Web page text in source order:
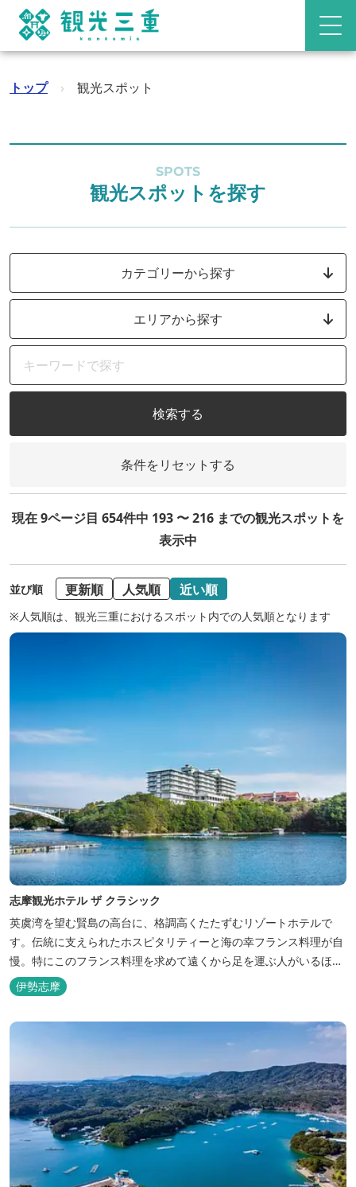
トップ › 観光スポット
SPOTS
観光スポットを探す
カテゴリーから探す
エリアから探す
検索する
条件をリセットする
現在 9ページ目 654件中 193 〜 216 までの観光スポットを
表示中
並び順 更新順 人気順 近い順
※人気順は、観光三重におけるスポット内での人気順となります
志摩観光ホテル ザ クラシック
英虞湾を望む賢島の高台に、格調高くたたずむリゾートホテルで
す。伝統に支えられたホスピタリティーと海の幸フランス料理が自
慢。特にこのフランス料理を求めて遠くから足を運ぶ人がいるほ
ど。洗練されたサービスに、寛ぎと至福のひとときを満喫してくだ
さい。 ※2016年6月7日リニューアルオープン
伊勢志摩